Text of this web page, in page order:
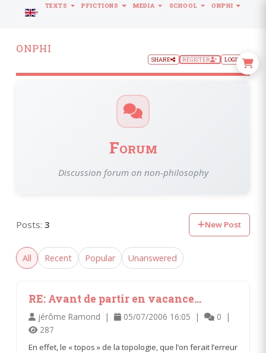
ONPHI
SHARE REGISTER LOGIN
Forum
Discussion forum on non-philosophy
Posts: 3 New Post
All Recent Popular Unanswered
RE: Avant de partir en vacance...
jérôme Ramond | 05/07/2006 16:05 |
0 |
287
En effet, le « topos » de la topologie, que l’on ferait l’erreur
LANGUAGE
TEXTS PFICTIONS MEDIA SCHOOL ONPHI